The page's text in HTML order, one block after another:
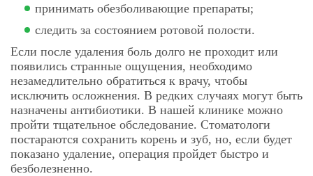
принимать обезболивающие препараты;
следить за состоянием ротовой полости.
Если после удаления боль долго не проходит или
появились странные ощущения, необходимо
незамедлительно обратиться к врачу, чтобы
исключить осложнения. В редких случаях могут быть
назначены антибиотики. В нашей клинике можно
пройти тщательное обследование. Стоматологи
постараются сохранить корень и зуб, но, если будет
показано удаление, операция пройдет быстро и
безболезненно.